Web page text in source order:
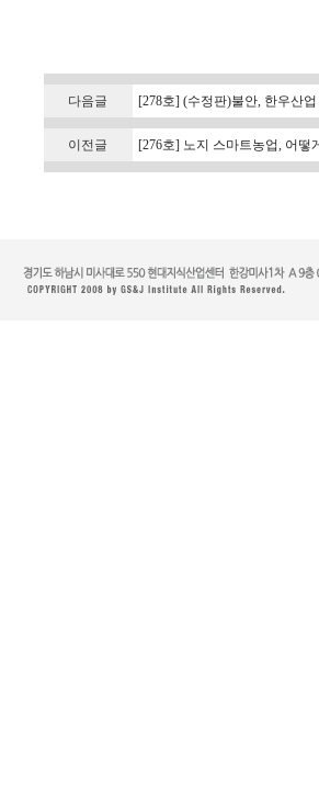
다음글 [278호] (수정판)불안, 한우산
이전글 [276호] 노지 스마트농업, 어떻